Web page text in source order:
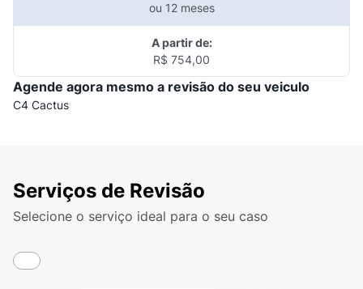
ou 12 meses
A partir de:
R$ 754,00
Agende agora mesmo a revisão do seu veiculo
C4 Cactus
Serviços de Revisão
Selecione o serviço ideal para o seu caso